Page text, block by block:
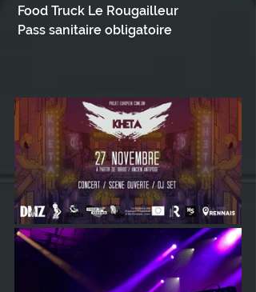
Food Truck Le Rougailleur
Pass sanitaire obligatoire